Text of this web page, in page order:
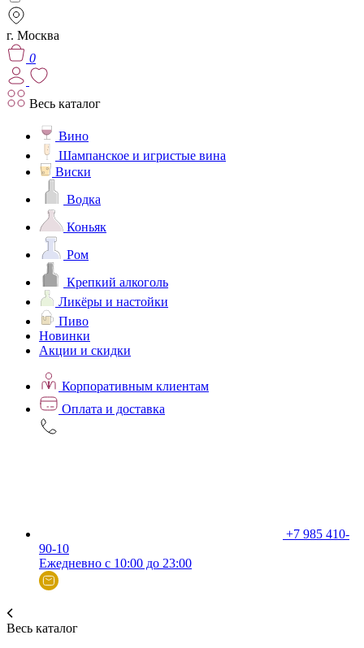
г. Москва
0
Весь каталог
Вино
Шампанское и игристые вина
Виски
Водка
Коньяк
Ром
Крепкий алкоголь
Ликёры и настойки
Пиво
Новинки
Акции и скидки
Корпоративным клиентам
Оплата и доставка
+7 985 410-
90-10
Ежедневно с 10:00 до 23:00
Весь каталог